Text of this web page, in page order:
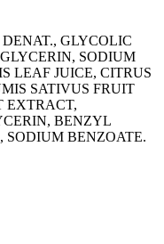
GLYCOLIC
SODIUM
LEAF JUICE, CITRUS
SATIVUS FRUIT
EXTRACT,
BENZYL
SODIUM BENZOATE.